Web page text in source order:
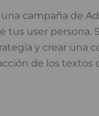
campaña de
user persona.
y crear una
de los